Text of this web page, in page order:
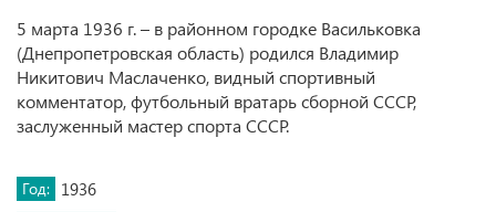
5 марта 1936 г. – в районном городке Васильковка
(Днепропетровская область) родился Владимир
Никитович Маслаченко, видный спортивный
комментатор, футбольный вратарь сборной СССР,
заслуженный мастер спорта СССР.
Год: 1936